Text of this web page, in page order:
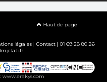
Haut de page
légales| Contact| 01 69 28 80 26